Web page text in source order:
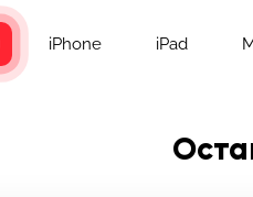
iPhone iPad